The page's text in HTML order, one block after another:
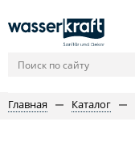
Главная Каталог